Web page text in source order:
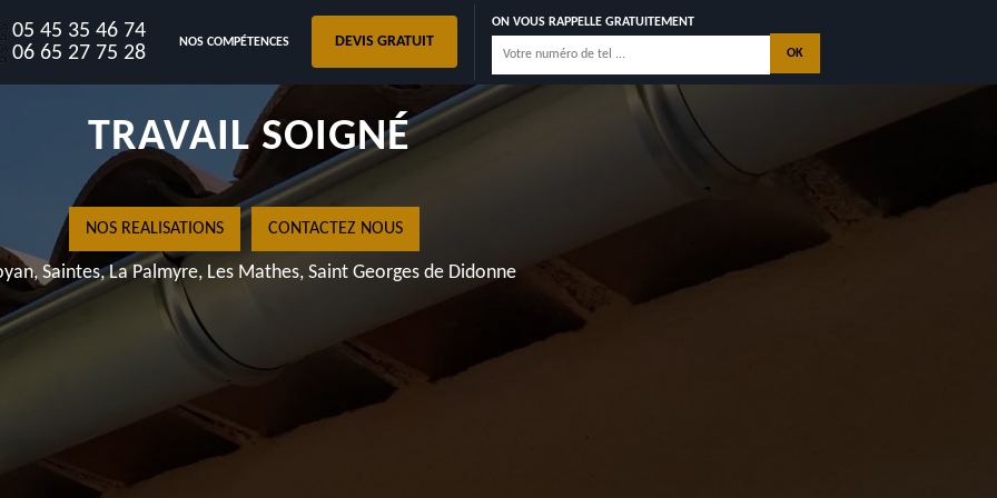
05 45 35 46 74
06 65 27 75 28
NOS COMPÉTENCES DEVIS GRATUIT
ON VOUS RAPPELLE GRATUITEMENT
LUZAC 17320
TRAVAIL SOIGNÉ
NOS REALISATIONS CONTACTEZ NOUS
Saintes, La Palmyre, Les Mathes, Saint Georges de Didonne